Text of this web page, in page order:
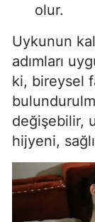
olur.
Uykunun
adımları
ki, bireysel
değişebilir,
hijyeni,